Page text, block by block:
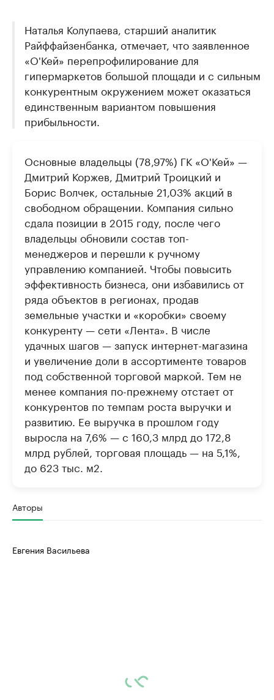
Наталья Колупаева, старший аналитик
Райффайзенбанка, отмечает, что заявленное
«О'Кей» перепрофилирование для
гипермаркетов большой площади и с сильным
конкурентным окружением может оказаться
единственным вариантом повышения
прибыльности.
Основные владельцы (78,97%) ГК «О'Кей» —
Дмитрий Коржев, Дмитрий Троицкий и
Борис Волчек, остальные 21,03% акций в
свободном обращении. Компания сильно
сдала позиции в 2015 году, после чего
владельцы обновили состав топ-
менеджеров и перешли к ручному
управлению компанией. Чтобы повысить
эффективность бизнеса, они избавились от
ряда объектов в регионах, продав
земельные участки и «коробки» своему
конкуренту — сети «Лента». В числе
удачных шагов — запуск интернет-магазина
и увеличение доли в ассортименте товаров
под собственной торговой маркой. Тем не
менее компания по-прежнему отстает от
конкурентов по темпам роста выручки и
развитию. Ее выручка в прошлом году
выросла на 7,6% — с 160,3 млрд до 172,8
млрд рублей, торговая площадь — на 5,1%,
до 623 тыс. м2.
Авторы
Евгения Васильева